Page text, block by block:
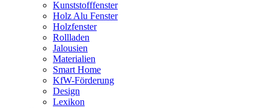
Kunststofffenster
Holz Alu Fenster
Holzfenster
Rollladen
Jalousien
Materialien
Smart Home
KfW-Förderung
Design
Lexikon